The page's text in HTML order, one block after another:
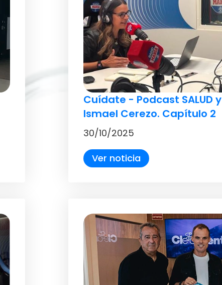
Cuídate - Podcast SALUD y
Ismael Cerezo. Capítulo 2
30/10/2025
Ver noticia